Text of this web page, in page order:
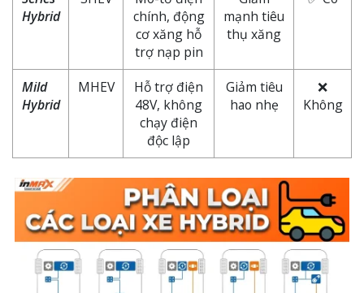
Hybrid
chính, động
cơ xăng hỗ
trợ nạp pin
mạnh tiêu
thụ xăng
Mild
Hybrid
MHEV
Hỗ trợ điện
48V, không
chạy điện
độc lập
Giảm tiêu
hao nhẹ
❌
Không